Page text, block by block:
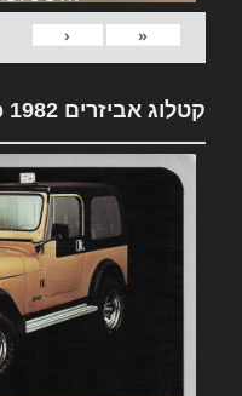
«
‹
קטלוג אביזרים 1982 Jeep